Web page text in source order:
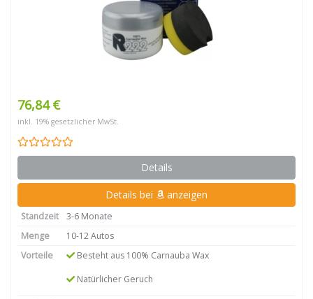
76,84 €
inkl. 19% gesetzlicher MwSt.
Details
Details bei anzeigen
Standzeit
3-6 Monate
Menge
10-12 Autos
Vorteile
Besteht aus 100% Carnauba Wax
Natürlicher Geruch